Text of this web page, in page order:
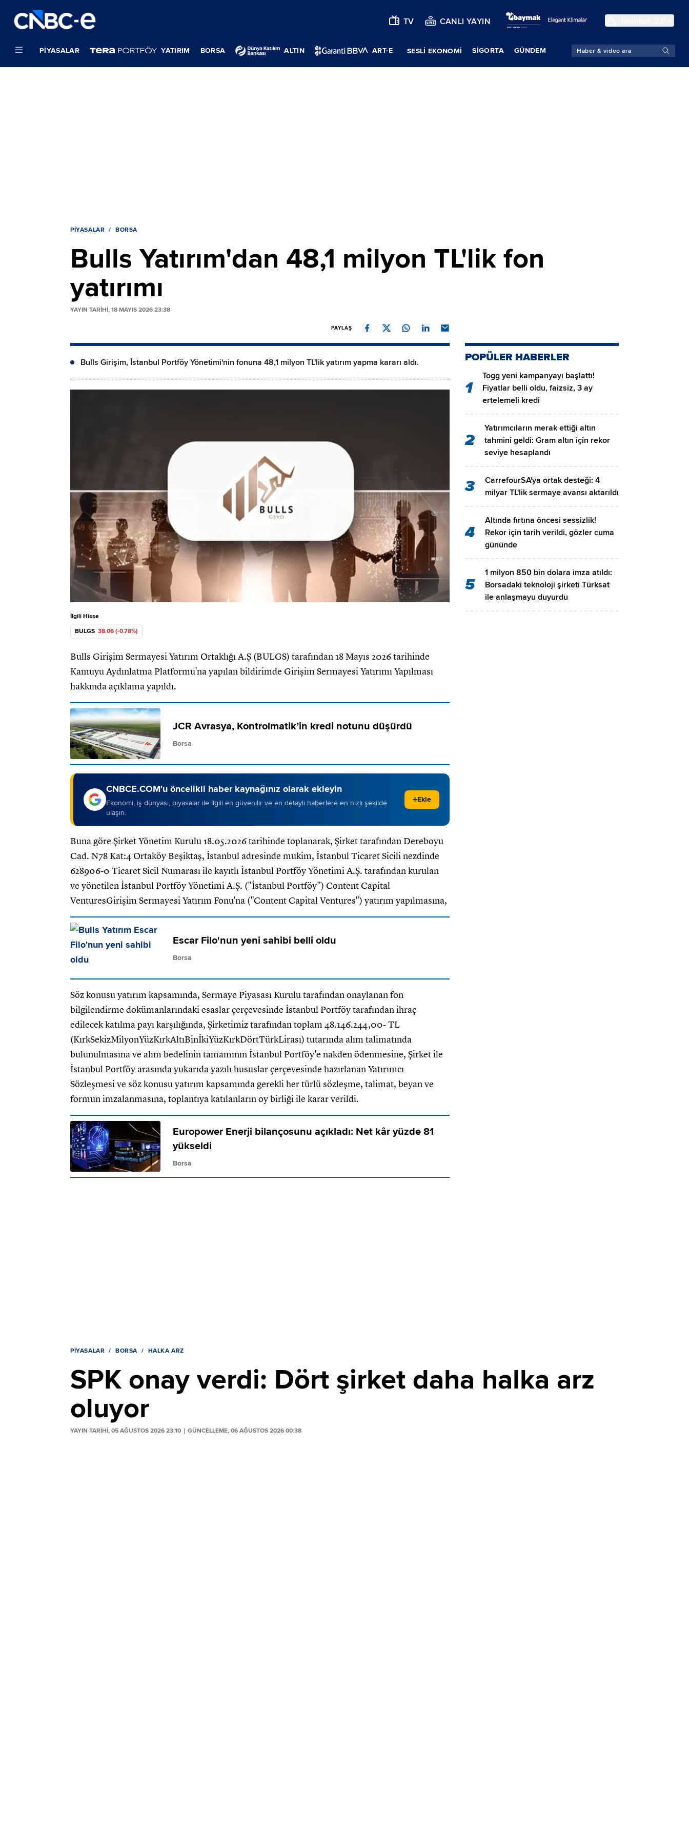
TV CANLI YAYIN
PIYASALAR YATIRIM BORSA ALTIN ART-E SESLİ EKONOMİ SIGORTA GÜNDEM
PIYASALAR BORSA
Bulls Yatırım'dan 48,1 milyon TL'lik fon
yatırımı
YAYIN TARİHİ, 18 MAYIS 2026 23:38
PAYLAŞ
Bulls Girişim, İstanbul Portföy Yönetimi'nin fonuna 48,1 milyon TL'lik yatırım yapma kararı aldı.
İlgili Hisse
BULGS 38.06 (-0.78%)
Bulls Girişim Sermayesi Yatırım Ortaklığı A.Ş (BULGS) tarafından 18 Mayıs 2026 tarihinde
Kamuyu Aydınlatma Platformu'na yapılan bildirimde Girişim Sermayesi Yatırımı Yapılması
hakkında açıklama yapıldı.
JCR Avrasya, Kontrolmatik’in kredi notunu düşürdü
Borsa
CNBCE.COM'u öncelikli haber kaynağınız olarak ekleyin
Ekonomi, iş dünyası, piyasalar ile ilgili en güvenilir ve en detaylı haberlere en hızlı şekilde
ulaşın.
+Ekle
Buna göre Şirket Yönetim Kurulu 18.05.2026 tarihinde toplanarak, Şirket tarafından Dereboyu
Cad. N78 Kat:4 Ortaköy Beşiktaş, İstanbul adresinde mukim, İstanbul Ticaret Sicili nezdinde
628906-0 Ticaret Sicil Numarası ile kayıtlı İstanbul Portföy Yönetimi A.Ş. tarafından kurulan
ve yönetilen İstanbul Portföy Yönetimi A.Ş. ("İstanbul Portföy") Content Capital
VenturesGirişim Sermayesi Yatırım Fonu'na ("Content Capital Ventures") yatırım yapılmasına,
Escar Filo'nun yeni sahibi belli oldu
Borsa
Söz konusu yatırım kapsamında, Sermaye Piyasası Kurulu tarafından onaylanan fon
bilgilendirme dokümanlarındaki esaslar çerçevesinde İstanbul Portföy tarafından ihraç
edilecek katılma payı karşılığında, Şirketimiz tarafından toplam 48.146.244,00- TL
(KırkSekizMilyonYüzKırkAltıBinİkiYüzKırkDörtTürkLirası) tutarında alım talimatında
bulunulmasına ve alım bedelinin tamamının İstanbul Portföy'e nakden ödenmesine, Şirket ile
İstanbul Portföy arasında yukarıda yazılı hususlar çerçevesinde hazırlanan Yatırımcı
Sözleşmesi ve söz konusu yatırım kapsamında gerekli her türlü sözleşme, talimat, beyan ve
formun imzalanmasına, toplantıya katılanların oy birliği ile karar verildi.
Europower Enerji bilançosunu açıkladı: Net kâr yüzde 81
yükseldi
Borsa
POPÜLER HABERLER
1
Togg yeni kampanyayı başlattı!
Fiyatlar belli oldu, faizsiz, 3 ay
ertelemeli kredi
2
Yatırımcıların merak ettiği altın
tahmini geldi: Gram altın için rekor
seviye hesaplandı
3
CarrefourSA'ya ortak desteği: 4
milyar TL'lik sermaye avansı aktarıldı
4
Altında fırtına öncesi sessizlik!
Rekor için tarih verildi, gözler cuma
gününde
5
1 milyon 850 bin dolara imza atıldı:
Borsadaki teknoloji şirketi Türksat
ile anlaşmayu duyurdu
PIYASALAR BORSA HALKA ARZ
SPK onay verdi: Dört şirket daha halka arz
oluyor
YAYIN TARİHİ, 05 AĞUSTOS 2026 23:10 GÜNCELLEME, 06 AĞUSTOS 2026 00:38